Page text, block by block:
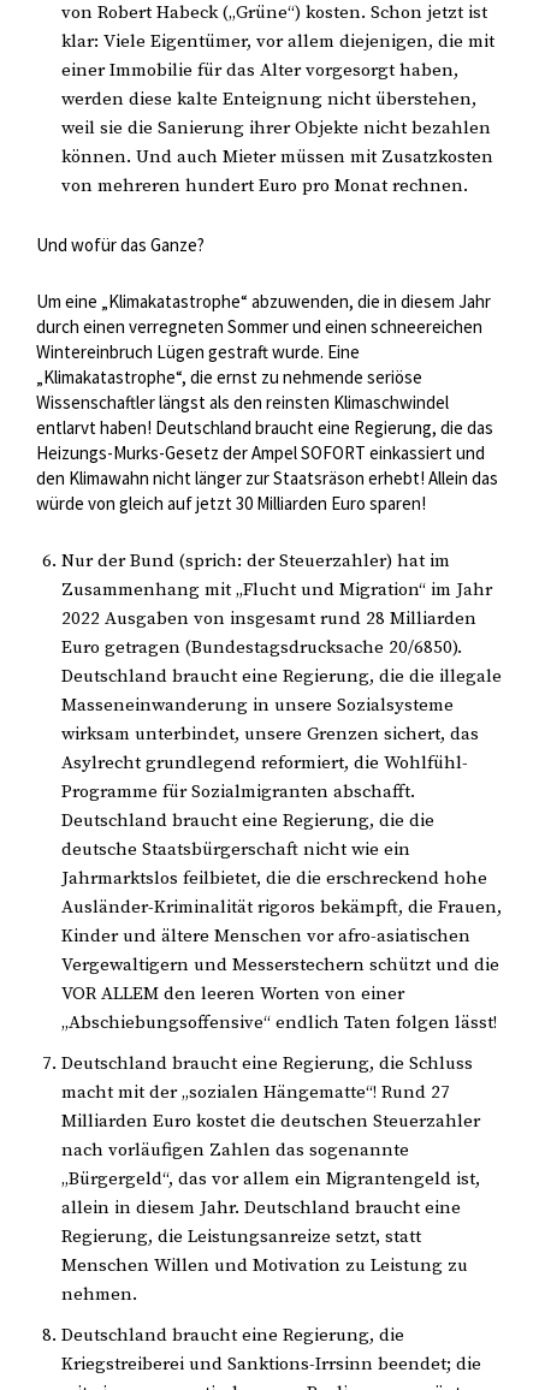
von Robert Habeck („Grüne“) kosten. Schon jetzt ist
klar: Viele Eigentümer, vor allem diejenigen, die mit
einer Immobilie für das Alter vorgesorgt haben,
werden diese kalte Enteignung nicht überstehen,
weil sie die Sanierung ihrer Objekte nicht bezahlen
können. Und auch Mieter müssen mit Zusatzkosten
von mehreren hundert Euro pro Monat rechnen.
Und wofür das Ganze?
Um eine „Klimakatastrophe“ abzuwenden, die in diesem Jahr
durch einen verregneten Sommer und einen schneereichen
Wintereinbruch Lügen gestraft wurde. Eine
„Klimakatastrophe“, die ernst zu nehmende seriöse
Wissenschaftler längst als den reinsten Klimaschwindel
entlarvt haben! Deutschland braucht eine Regierung, die das
Heizungs-Murks-Gesetz der Ampel SOFORT einkassiert und
den Klimawahn nicht länger zur Staatsräson erhebt! Allein das
würde von gleich auf jetzt 30 Milliarden Euro sparen!
Nur der Bund (sprich: der Steuerzahler) hat im
Zusammenhang mit „Flucht und Migration“ im Jahr
2022 Ausgaben von insgesamt rund 28 Milliarden
Euro getragen (Bundestagsdrucksache 20/6850).
Deutschland braucht eine Regierung, die die illegale
Masseneinwanderung in unsere Sozialsysteme
wirksam unterbindet, unsere Grenzen sichert, das
Asylrecht grundlegend reformiert, die Wohlfühl-
Programme für Sozialmigranten abschafft.
Deutschland braucht eine Regierung, die die
deutsche Staatsbürgerschaft nicht wie ein
Jahrmarktslos feilbietet, die die erschreckend hohe
Ausländer-Kriminalität rigoros bekämpft, die Frauen,
Kinder und ältere Menschen vor afro-asiatischen
Vergewaltigern und Messerstechern schützt und die
VOR ALLEM den leeren Worten von einer
„Abschiebungsoffensive“ endlich Taten folgen lässt!
Deutschland braucht eine Regierung, die Schluss
macht mit der „sozialen Hängematte“! Rund 27
Milliarden Euro kostet die deutschen Steuerzahler
nach vorläufigen Zahlen das sogenannte
„Bürgergeld“, das vor allem ein Migrantengeld ist,
allein in diesem Jahr. Deutschland braucht eine
Regierung, die Leistungsanreize setzt, statt
Menschen Willen und Motivation zu Leistung zu
nehmen.
Deutschland braucht eine Regierung, die
Kriegstreiberei und Sanktions-Irrsinn beendet; die